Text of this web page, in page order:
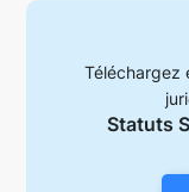
Téléchargez
Statuts